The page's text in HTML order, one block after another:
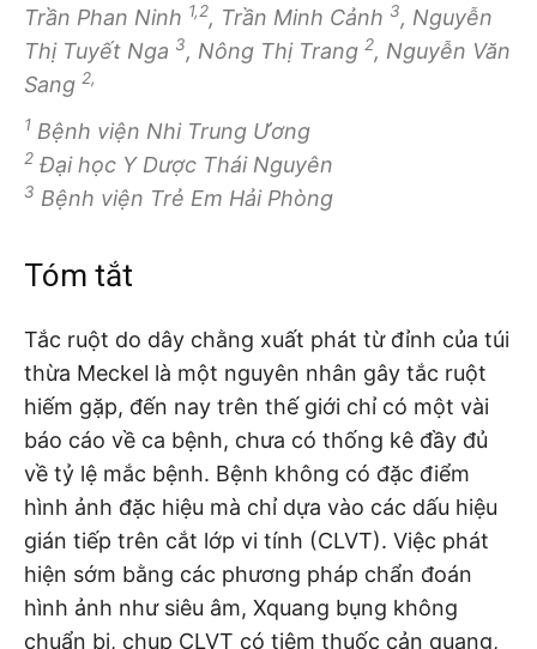
Trần Phan Ninh 1,2, Trần Minh Cảnh 3, Nguyễn
Thị Tuyết Nga 3, Nông Thị Trang 2, Nguyễn Văn
Sang 2,
1 Bệnh viện Nhi Trung Ương
2 Đại học Y Dược Thái Nguyên
3 Bệnh viện Trẻ Em Hải Phòng
Tóm tắt
Tắc ruột do dây chằng xuất phát từ đỉnh của túi
thừa Meckel là một nguyên nhân gây tắc ruột
hiếm gặp, đến nay trên thế giới chỉ có một vài
báo cáo về ca bệnh, chưa có thống kê đầy đủ
về tỷ lệ mắc bệnh. Bệnh không có đặc điểm
hình ảnh đặc hiệu mà chỉ dựa vào các dấu hiệu
gián tiếp trên cắt lớp vi tính (CLVT). Việc phát
hiện sớm bằng các phương pháp chẩn đoán
hình ảnh như siêu âm, Xquang bụng không
chuẩn bị, chụp CLVT có tiêm thuốc cản quang,